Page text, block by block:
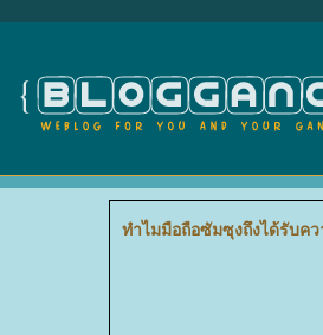
ทำไมมือถือซัมซุงถึงได้รับค